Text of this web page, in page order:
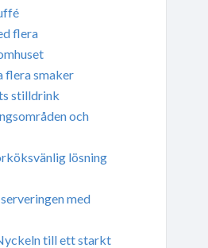
flera
flera smaker
stilldrink
och
lösning
med
till ett starkt